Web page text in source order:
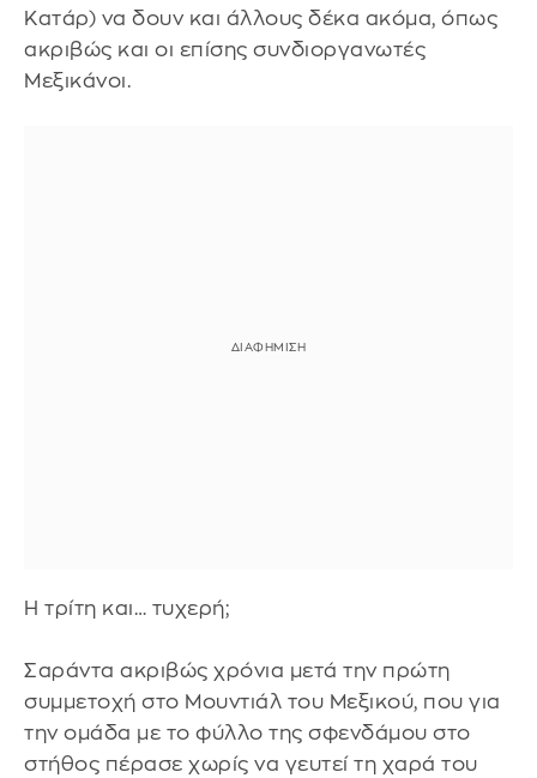
Κατάρ) να δουν και άλλους δέκα ακόμα, όπως
ακριβώς και οι επίσης συνδιοργανωτές
Μεξικάνοι.
Η τρίτη και… τυχερή;
Σαράντα ακριβώς χρόνια μετά την πρώτη
συμμετοχή στο Μουντιάλ του Μεξικού, που για
την ομάδα με το φύλλο της σφενδάμου στο
στήθος πέρασε χωρίς να γευτεί τη χαρά του